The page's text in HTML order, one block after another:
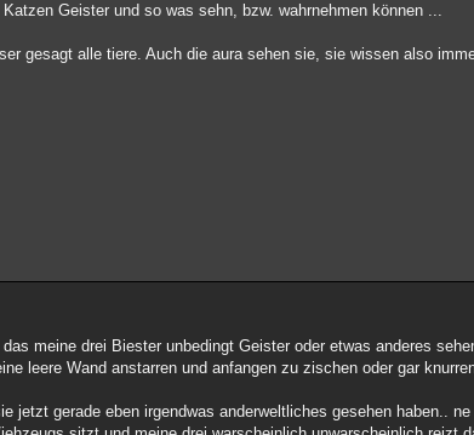
Geister und so was sehn, bzw. wahrnehmen können ...
gesagt alle tiere. Auch die aura sehen sie, sie wissen also
meine drei Biester unbedingt Geister oder etwas anderes
leere Wand anstarren und anfangen zu zischen oder gar
jetzt gerade eben irgendwas anderweltliches gesehen haben..